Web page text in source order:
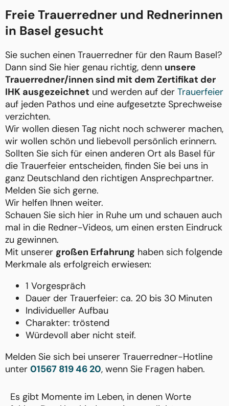
Freie Trauerredner und Rednerinnen
in Basel gesucht
Sie suchen einen Trauerredner für den Raum Basel?
Dann sind Sie hier genau richtig, denn unsere
Trauerredner/innen sind mit dem Zertifikat der
IHK ausgezeichnet und werden auf der Trauerfeier
auf jeden Pathos und eine aufgesetzte Sprechweise
verzichten.
Wir wollen diesen Tag nicht noch schwerer machen,
wir wollen schön und liebevoll persönlich erinnern.
Sollten Sie sich für einen anderen Ort als Basel für
die Trauerfeier entscheiden, finden Sie bei uns in
ganz Deutschland den richtigen Ansprechpartner.
Melden Sie sich gerne.
Wir helfen Ihnen weiter.
Schauen Sie sich hier in Ruhe um und schauen auch
mal in die Redner-Videos, um einen ersten Eindruck
zu gewinnen.
Mit unserer großen Erfahrung haben sich folgende
Merkmale als erfolgreich erwiesen:
1 Vorgespräch
Dauer der Trauerfeier: ca. 20 bis 30 Minuten
Individueller Aufbau
Charakter: tröstend
Würdevoll aber nicht steif.
Melden Sie sich bei unserer Trauerredner-Hotline
unter 01567 819 46 20, wenn Sie Fragen haben.
Es gibt Momente im Leben, in denen Worte